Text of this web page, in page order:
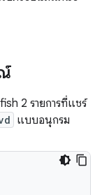
2 รายการที่แชร์
แบบอนุกรม